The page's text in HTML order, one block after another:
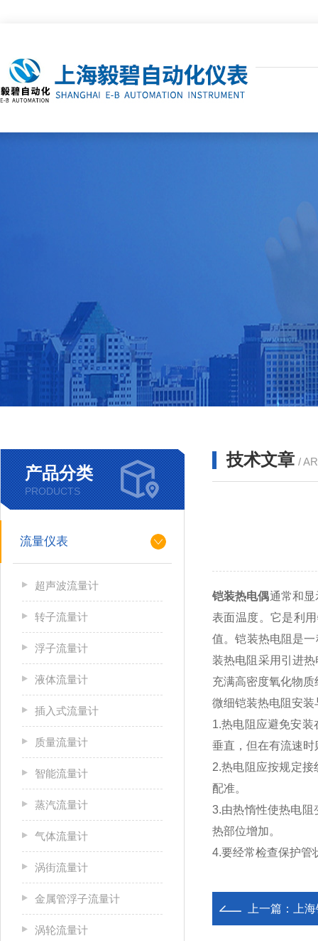
产品分类
PRODUCTS
流量仪表
超声波流量计
转子流量计
浮子流量计
液体流量计
插入式流量计
质量流量计
智能流量计
蒸汽流量计
气体流量计
涡街流量计
金属管浮子流量计
涡轮流量计
技术文章 /
铠装热电偶通常和
表面温度。它是利
值。铠装热电阻是
装热电阻采用引进
充满高密度氧化物
微细铠装热电阻安装
1.热电阻应避免安
垂直，但在有流速
2.热电阻应按规定
配准。
3.由热惰性使热电阻
热部位增加。
4.要经常检查保护管
上一篇： 上